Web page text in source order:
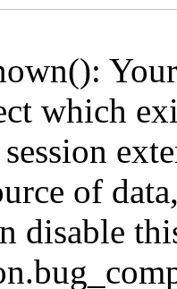
which
of
disable